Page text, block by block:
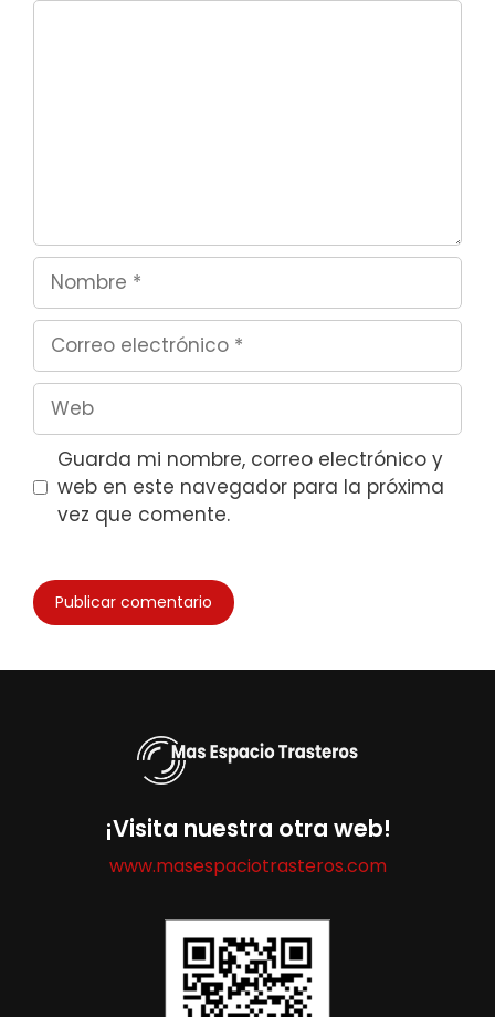
Comentario
Nombre
Correo
electrónico
Web
Guarda mi nombre, correo electrónico y
web en este navegador para la próxima
vez que comente.
¡Visita nuestra otra web!
www.masespaciotrasteros.com